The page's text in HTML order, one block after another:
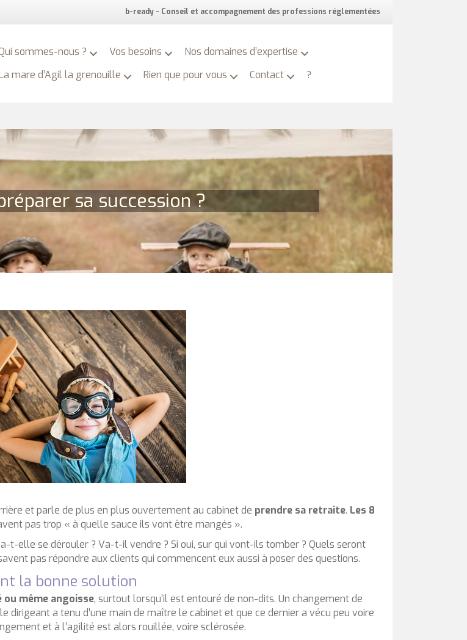
b-ready - Conseil et accompagnement des professions réglementées
sommes-nous ? Vos besoins
Nos domaines d’expertise
mare d’Agil la grenouille
Rien que pour vous Contact ?
sa succession ?
et parle de plus en plus ouvertement au cabinet de prendre sa retraite. Les 8
pas trop « à quelle sauce ils vont être mangés ».
t-elle se dérouler ? Va-t-il vendre ? Si oui, sur qui vont-ils tomber ? Quels seront
pas répondre aux clients qui commencent eux aussi à poser des questions.
la bonne solution
même angoisse, surtout lorsqu’il est entouré de non-dits. Un changement de
dirigeant a tenu d’une main de maître le cabinet et que ce dernier a vécu peu voire
et à l’agilité est alors rouillée, voire sclérosée.